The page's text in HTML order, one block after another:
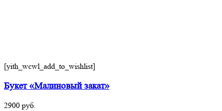
[yith_wcwl_add_to_wishlist]
Букет «Малиновый закат»
2900 руб.